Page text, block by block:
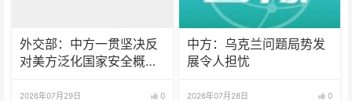
外交部：中方一贯坚决反
对美方泛化国家安全概念
2026年07月29日 0
中方：乌克兰问题局势发
展令人担忧
2026年07月28日 0